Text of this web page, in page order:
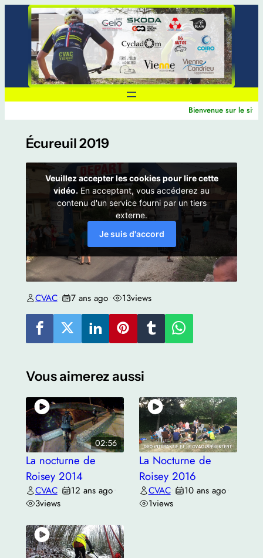
contenu
Bienvenue sur le site
Écureuil 2019
CVAC 7 ans ago 13views
Vous aimerez aussi
02:56
La nocturne de
Roisey 2014
CVAC 12 ans ago
3views
La Nocturne de
Roisey 2016
CVAC 10 ans ago
1views